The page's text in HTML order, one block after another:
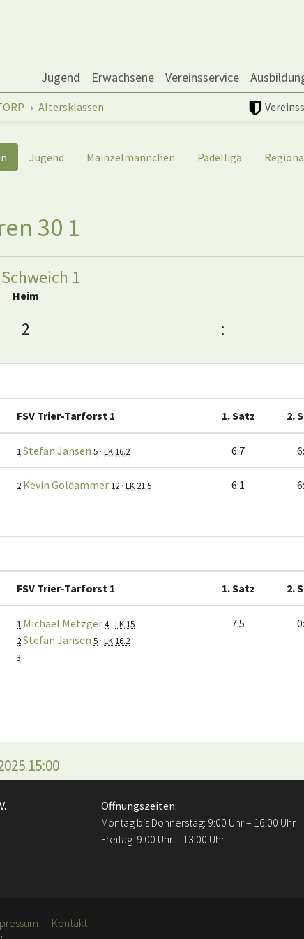
Jugend Erwachsene Vereinsservice
Altersklassen
Jugend Mainzelmännchen Padelliga
30 1
1
Heim
2 :
FSV Trier-Tarforst 1 1. Satz 2.
1 Stefan Jansen 5 · LK 16.2 6:7
2 Kevin Goldammer 12 · LK 21.5 6:1
FSV Trier-Tarforst 1 1. Satz 2.
1 Michael Metzger4 · LK 15
2Stefan Jansen 5 · LK 16.2
3
7:5
15:00
Öffnungszeiten:
Montag bis Donnerstag: 9:00 Uhr – 16:00 Uhr
Freitag: 9:00 Uhr – 13:00 Uhr
Kontakt